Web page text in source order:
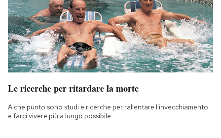
Le ricerche per ritardare la morte
A che punto sono studi e ricerche per rallentare l'invecchiamento
e farci vivere più a lungo possibile